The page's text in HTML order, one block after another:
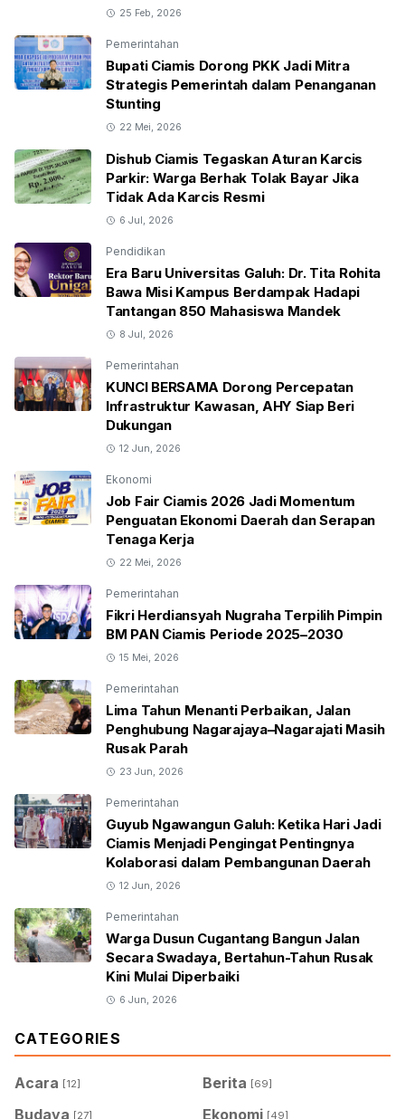
25 Feb, 2026
Pemerintahan
Bupati Ciamis Dorong PKK Jadi Mitra
Strategis Pemerintah dalam Penanganan
Stunting
22 Mei, 2026
Dishub Ciamis Tegaskan Aturan Karcis
Parkir: Warga Berhak Tolak Bayar Jika
Tidak Ada Karcis Resmi
6 Jul, 2026
Pendidikan
Era Baru Universitas Galuh: Dr. Tita Rohita
Bawa Misi Kampus Berdampak Hadapi
Tantangan 850 Mahasiswa Mandek
8 Jul, 2026
Pemerintahan
KUNCI BERSAMA Dorong Percepatan
Infrastruktur Kawasan, AHY Siap Beri
Dukungan
12 Jun, 2026
Ekonomi
Job Fair Ciamis 2026 Jadi Momentum
Penguatan Ekonomi Daerah dan Serapan
Tenaga Kerja
22 Mei, 2026
Pemerintahan
Fikri Herdiansyah Nugraha Terpilih Pimpin
BM PAN Ciamis Periode 2025–2030
15 Mei, 2026
Pemerintahan
Lima Tahun Menanti Perbaikan, Jalan
Penghubung Nagarajaya–Nagarajati Masih
Rusak Parah
23 Jun, 2026
Pemerintahan
Guyub Ngawangun Galuh: Ketika Hari Jadi
Ciamis Menjadi Pengingat Pentingnya
Kolaborasi dalam Pembangunan Daerah
12 Jun, 2026
Pemerintahan
Warga Dusun Cugantang Bangun Jalan
Secara Swadaya, Bertahun-Tahun Rusak
Kini Mulai Diperbaiki
6 Jun, 2026
CATEGORIES
Acara [12] Berita [69]
Budaya [27] Ekonomi [49]